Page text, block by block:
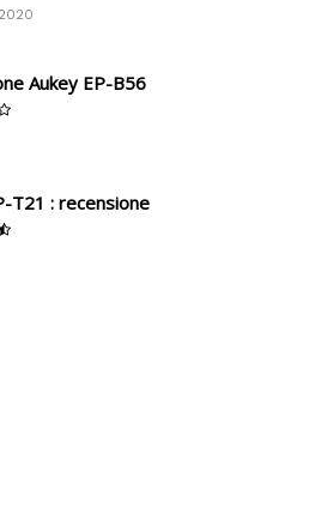
Aukey EP-B56
T21 : recensione